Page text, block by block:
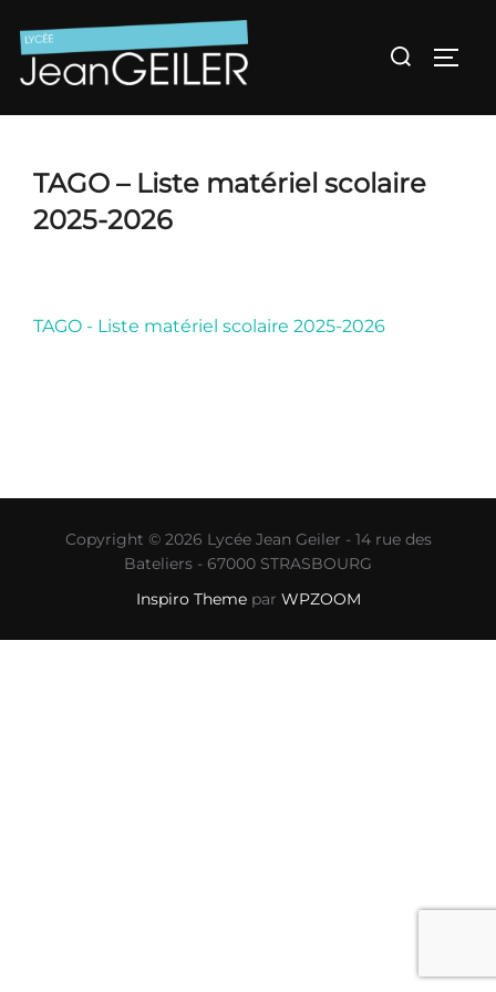
au
contenu
Rechercher :
TAGO – Liste matériel scolaire
2025-2026
TAGO - Liste matériel scolaire 2025-2026
Copyright © 2026 Lycée Jean Geiler - 14 rue des
Bateliers - 67000 STRASBOURG
Inspiro Themepar WPZOOM